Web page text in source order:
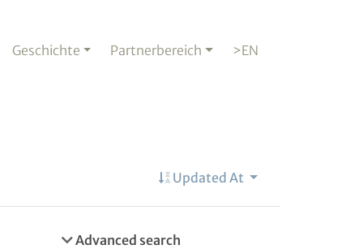
Geschichte Partnerbereich >EN
Updated At
Advanced search